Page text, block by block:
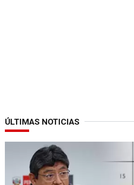
ÚLTIMAS NOTICIAS